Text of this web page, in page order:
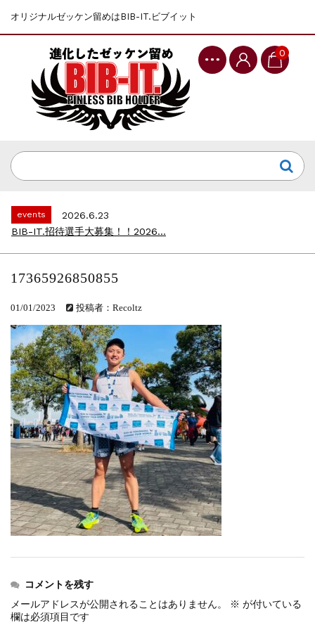
オリジナルゼッケン留めはBIB-IT.ビブイット
0
events
2025.10.1
第46回 丹波篠山ABCマラソン...
上尾シティハーフマラソン2026 記念T...
events
2026.6.23
events
2026.3.26
BIB-IT.のZERO WASTE...
events
2025.10.1
上尾シティハーフマラソン2026 記念T...
events
2026.6.23
BIB-IT.招待選手大募集！！2026...
events
2026.3.26
BIB-IT.のZERO WASTE...
events
2026.2.2
仙台国際ハーフマラソン2026 大会オリ...
events
2025.10.1
第46回 丹波篠山ABCマラソン...
17365926850855
01/01/2023 投稿者：Recoltz
コメントを残す
メールアドレスが公開されることはありません。
※ が付いている
欄は必須項目です